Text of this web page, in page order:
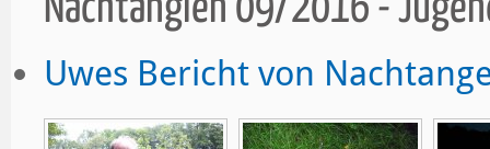
Nachtanglen 09/2016 -
Uwes Bericht von